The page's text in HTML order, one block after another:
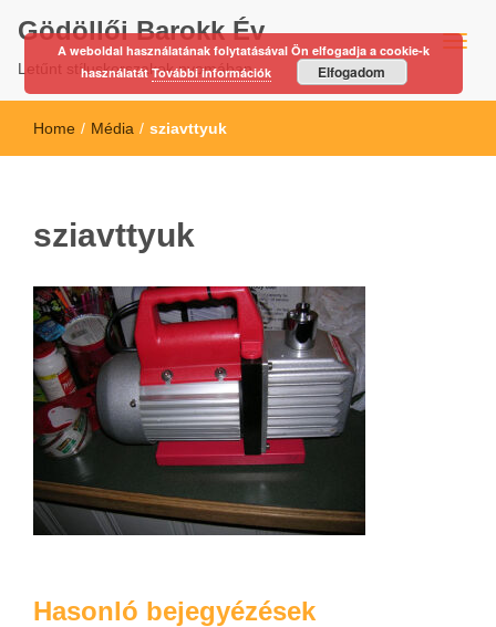
Gödöllői Barokk Év
Letűnt stíluskorszakok nyomában…
Home / Média / sziavttyuk
sziavttyuk
Hasonló bejegyézések
A weboldal használatának folytatásával Ön elfogadja a cookie-k
használatátTovábbi információk Elfogadom